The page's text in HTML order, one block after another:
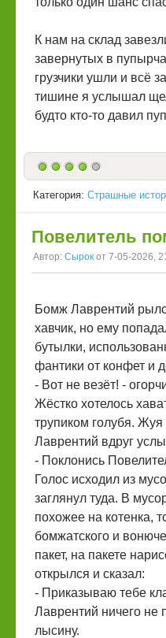
К нам на склад
завернутых в
грузчики ушли и всё
тишине я услышал
будто кто-то давил
Категория: Страшные
Повелитель
Автор: Сырок от 7-05-2026,
Бомж Лаврентий
хавчик, но ему
бутылки,
фантики от конфет и
‎- Вот не везёт! -
Жёстко хотелось
трупиком голубя.
Лаврентий вдруг
‎- Поклонись
‎Голос исходил из
заглянул туда. В
похожее на котенка,
бомжатского и
пакет, на пакете
открылся и сказал:
‎- Приказываю тебе
‎Лаврентий ничего
лысину.